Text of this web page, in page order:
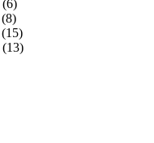
(6)
(8)
(15)
(13)